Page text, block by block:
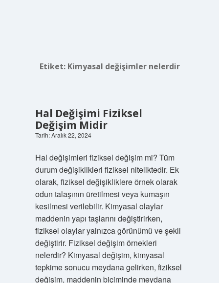
Etiket: Kimyasal değişimler nelerdir
Hal Değişimi Fiziksel
Değişim Midir
Tarih: Aralık 22, 2024
Hal değişimleri fiziksel değişim mi? Tüm
durum değişiklikleri fiziksel niteliktedir. Ek
olarak, fiziksel değişikliklere örnek olarak
odun talaşının üretilmesi veya kumaşın
kesilmesi verilebilir. Kimyasal olaylar
maddenin yapı taşlarını değiştirirken,
fiziksel olaylar yalnızca görünümü ve şekli
değiştirir. Fiziksel değişim örnekleri
nelerdir? Kimyasal değişim, kimyasal
tepkime sonucu meydana gelirken, fiziksel
değişim, maddenin biçiminde meydana